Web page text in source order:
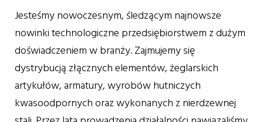
Jesteśmy nowoczesnym, śledzącym najnowsze
nowinki technologiczne przedsiębiorstwem z dużym
doświadczeniem w branży. Zajmujemy się
dystrybucją złącznych elementów, żeglarskich
artykułów, armatury, wyrobów hutniczych
kwasoodpornych oraz wykonanych z nierdzewnej